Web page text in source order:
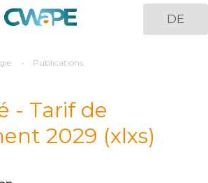
DE
Publications
2029 (xlxs)